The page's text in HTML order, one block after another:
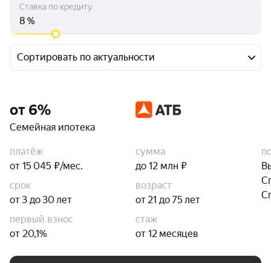
Ставка по кредиту
%
Сортировать по актуальности
от 6%
Семейная ипотека
платёж
от 15 045 ₽/мес.
сумма
до 12 млн ₽
срок
от 3 до 30 лет
возраст
от 21 до 75 лет
первый взнос
от 20,1%
стаж
от 12 месяцев